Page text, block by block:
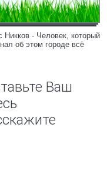
Никков - Человек, который
об этом городе всё
Ваш